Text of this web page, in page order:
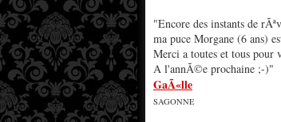
"Encore des instants de
ma puce Morgane (6 ans)
Merci a toutes et tous
A l'annÃ©e prochaine ;-)"
GaÃ«lle
SAGONNE